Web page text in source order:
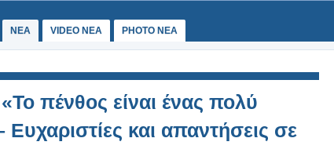
ΝΕΑ VIDEO NEA PHOTO NEA
πένθος είναι ένας πολύ
και απαντήσεις σε